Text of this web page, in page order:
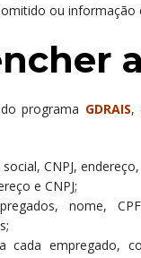
ou informação
programa GDRAIS,
CNPJ,
e CNPJ;
nome,
cada empregado,